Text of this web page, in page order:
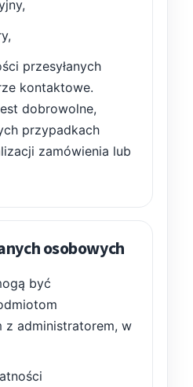
przesyłanych
kontaktowe.
dobrowolne,
przypadkach
zamówienia lub
osobowych
być
z administratorem, w